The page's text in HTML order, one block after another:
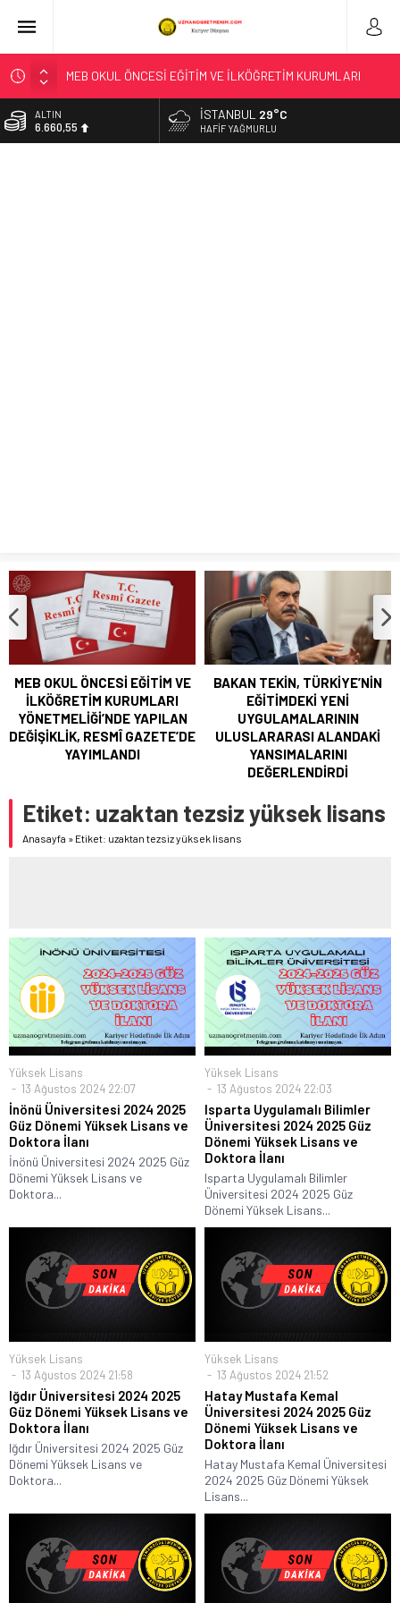
MEB OKUL ÖNCESİ EĞİTİM VE İLKÖĞRETİM KURUMLARI
ALTIN
6.660,55
İSTANBUL 29°C
HAFIF YAĞMURLU
MEB OKUL ÖNCESİ EĞİTİM VE
İLKÖĞRETİM KURUMLARI
YÖNETMELİĞİ’NDE YAPILAN
DEĞİŞİKLİK, RESMÎ GAZETE’DE
YAYIMLANDI
BAKAN TEKİN, TÜRKİYE’NİN
EĞİTİMDEKİ YENİ
UYGULAMALARININ
ULUSLARARASI ALANDAKİ
YANSIMALARINI
DEĞERLENDİRDİ
Etiket: uzaktan tezsiz yüksek lisans
Anasayfa » Etiket: uzaktan tezsiz yüksek lisans
Yüksek Lisans
13 Ağustos 2024 22:07
İnönü Üniversitesi 2024 2025
Güz Dönemi Yüksek Lisans ve
Doktora İlanı
İnönü Üniversitesi 2024 2025 Güz
Dönemi Yüksek Lisans ve
Doktora...
Yüksek Lisans
13 Ağustos 2024 22:03
Isparta Uygulamalı Bilimler
Üniversitesi 2024 2025 Güz
Dönemi Yüksek Lisans ve
Doktora İlanı
Isparta Uygulamalı Bilimler
Üniversitesi 2024 2025 Güz
Dönemi Yüksek Lisans...
Yüksek Lisans
13 Ağustos 2024 21:58
Iğdır Üniversitesi 2024 2025
Güz Dönemi Yüksek Lisans ve
Doktora İlanı
Iğdır Üniversitesi 2024 2025 Güz
Dönemi Yüksek Lisans ve
Doktora...
Yüksek Lisans
13 Ağustos 2024 21:52
Hatay Mustafa Kemal
Üniversitesi 2024 2025 Güz
Dönemi Yüksek Lisans ve
Doktora İlanı
Hatay Mustafa Kemal Üniversitesi
2024 2025 Güz Dönemi Yüksek
Lisans...